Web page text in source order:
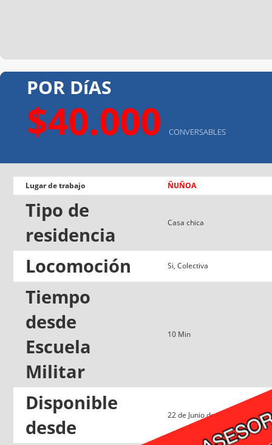
POR DíAS
$40.000 CONVERSABLES
Lugar de trabajo ÑUÑOA
Tipo de
residencia
Casa chica
Locomoción Si, Colectiva
Tiempo
desde
Escuela
Militar
10 Min
Disponible
desde
22 de Junio de 2026